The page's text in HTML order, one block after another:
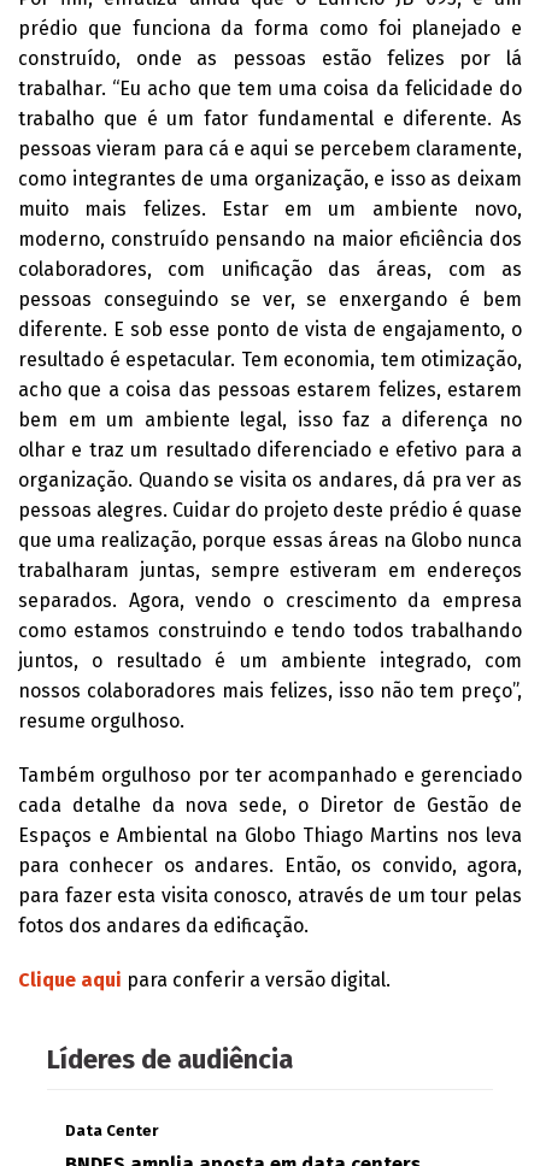
prédio que funciona da forma como foi planejado e
construído, onde as pessoas estão felizes por lá
trabalhar. “Eu acho que tem uma coisa da felicidade do
trabalho que é um fator fundamental e diferente. As
pessoas vieram para cá e aqui se percebem claramente,
como integrantes de uma organização, e isso as deixam
muito mais felizes. Estar em um ambiente novo,
moderno, construído pensando na maior eficiência dos
colaboradores, com unificação das áreas, com as
pessoas conseguindo se ver, se enxergando é bem
diferente. E sob esse ponto de vista de engajamento, o
resultado é espetacular. Tem economia, tem otimização,
acho que a coisa das pessoas estarem felizes, estarem
bem em um ambiente legal, isso faz a diferença no
olhar e traz um resultado diferenciado e efetivo para a
organização. Quando se visita os andares, dá pra ver as
pessoas alegres. Cuidar do projeto deste prédio é quase
que uma realização, porque essas áreas na Globo nunca
trabalharam juntas, sempre estiveram em endereços
separados. Agora, vendo o crescimento da empresa
como estamos construindo e tendo todos trabalhando
juntos, o resultado é um ambiente integrado, com
nossos colaboradores mais felizes, isso não tem preço”,
resume orgulhoso.
Também orgulhoso por ter acompanhado e gerenciado
cada detalhe da nova sede, o Diretor de Gestão de
Espaços e Ambiental na Globo Thiago Martins nos leva
para conhecer os andares. Então, os convido, agora,
para fazer esta visita conosco, através de um tour pelas
fotos dos andares da edificação.
Clique aqui para conferir a versão digital.
Líderes de audiência
Data Center